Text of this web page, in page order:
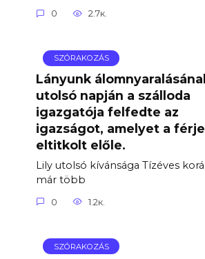
0 2.7к.
SZÓRAKOZÁS
Lányunk
utolsó napján a szálloda
igazgatója felfedte az
igazságot, amelyet a
eltitkolt előle.
Lily utolsó kívánsága Tízéves
már több
0 1.2к.
SZÓRAKOZÁS